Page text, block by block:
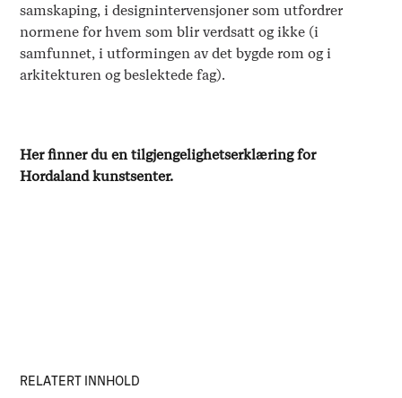
samskaping, i designintervensjoner som utfordrer
normene for hvem som blir verdsatt og ikke (i
samfunnet, i utformingen av det bygde rom og i
arkitekturen og beslektede fag).
Her finner du en tilgjengelighetserklæring for
Hordaland kunstsenter.
RELATERT INNHOLD